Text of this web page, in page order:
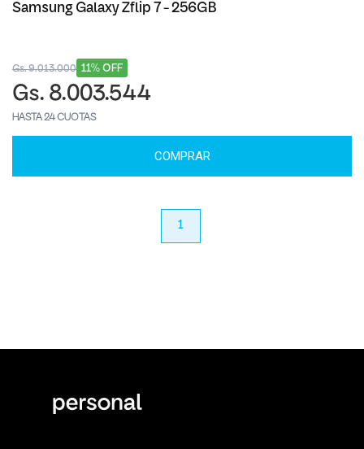
Samsung Galaxy Zflip 7 - 256GB
11% OFF
Gs. 9.013.000
Gs. 8.003.544
HASTA 24 CUOTAS
COMPRAR
1